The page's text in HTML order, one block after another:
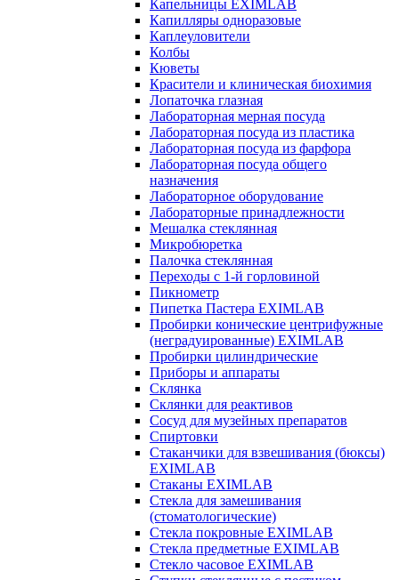
Капельницы EXIMLAB
Капилляры одноразовые
Каплеуловители
Колбы
Кюветы
Красители и клиническая биохимия
Лопаточка глазная
Лабораторная мерная посуда
Лабораторная посуда из пластика
Лабораторная посуда из фарфора
Лабораторная посуда общего
назначения
Лабораторное оборудование
Лабораторные принадлежности
Мешалка стеклянная
Микробюретка
Палочка стеклянная
Переходы с 1-й горловиной
Пикнометр
Пипетка Пастера EXIMLAB
Пробирки конические центрифужные
(неградуированные) EXIMLAB
Пробирки цилиндрические
Приборы и аппараты
Склянка
Склянки для реактивов
Сосуд для музейных препаратов
Спиртовки
Стаканчики для взвешивания (бюксы)
EXIMLAB
Стаканы EXIMLAB
Стекла для замешивания
(стоматологические)
Стекла покровные EXIMLAB
Стекла предметные EXIMLAB
Стекло часовое EXIMLAB